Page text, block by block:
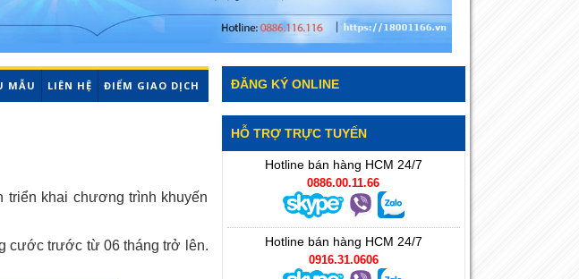
MẪU LIÊN HỆ ĐIỂM GIAO DỊCH
triển khai chương trình khuyến
cước trước từ 06 tháng trở lên.
ĐĂNG KÝ ONLINE
HỖ TRỢ TRỰC TUYẾN
Hotline bán hàng HCM 24/7
0886.00.11.66
Hotline bán hàng HCM 24/7
0916.31.0606